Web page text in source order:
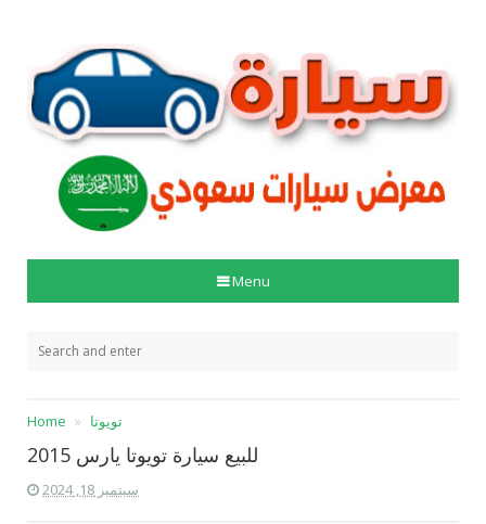
Menu
Home تويوتا
للبيع سيارة تويوتا يارس 2015
سبتمبر 18, 2024